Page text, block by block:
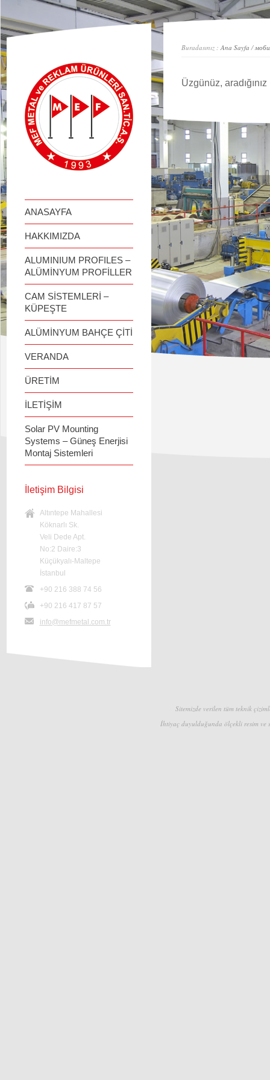
займ онлайн
ANASAYFA
HAKKIMIZDA
ALUMINIUM PROFILES –
ALÜMİNYUM PROFİLLER
CAM SİSTEMLERİ –
KÜPEŞTE
ALÜMİNYUM BAHÇE ÇİTİ
VERANDA
ÜRETİM
İLETİŞİM
Solar PV Mounting
Systems – Güneş Enerjisi
Montaj Sistemleri
İletişim Bilgisi
Altıntepe Mahallesi
Köknarlı Sk.
Veli Dede Apt.
No:2 Daire:3
Küçükyalı-Maltepe
İstanbul
+90 216 388 74 56
+90 216 417 87 57
info@mefmetal.com.tr
Buradasınız :Ana Sayfa /
Üzgünüz,
Sitemizde verilen tüm teknik
İhtiyaç duyulduğunda ölçekli resim ve